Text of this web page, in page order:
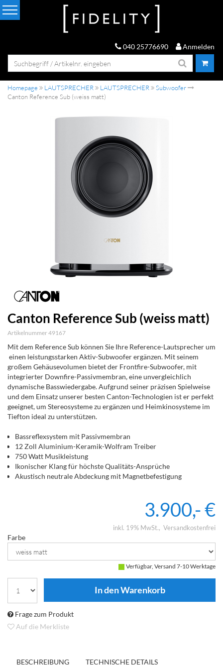
040 25776690 Anmelden
Homepage LAUTSPRECHER LAUTSPRECHER
Subwoofer
Canton Reference Sub (weiss matt)
Canton Reference Sub (weiss matt)
Artikelnummer 49167
Mit dem Reference Sub können Sie Ihre Reference-Lautsprecher um
einen leistungsstarken Aktiv-Subwoofer ergänzen. Mit seinem
großem Gehäusevolumen bietet der Frontfire-Subwoofer, mit
integrierter Downfire-Passivmembran, eine unvergleichlich
dynamische Basswiedergabe. Aufgrund seiner präzisen Spielweise
und dem Einsatz unserer besten Canton-Technologien ist er perfekt
geeignet, um Stereosysteme zu ergänzen und Heimkinosysteme im
Tiefton ideal zu unterstützen.
Bassreflexsystem mit Passivmembran
12 Zoll Aluminium-Keramik-Wolfram Treiber
750 Watt Musikleistung
Ikonischer Klang für höchste Qualitäts-Ansprüche
Akustisch neutrale Abdeckung mit Magnetbefestigung
3.900,- €
inkl. 19% MwSt. Versandkostenfrei
Farbe
Verfügbar, Versand 7-10 Werktage
Frage zum Produkt
Auf die Merkliste
BESCHREIBUNG TECHNISCHE DETAILS